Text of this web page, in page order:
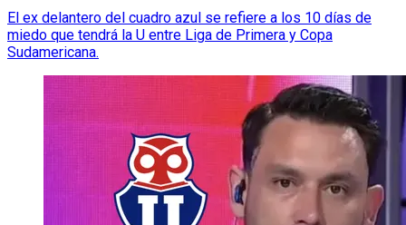
El ex delantero del cuadro azul se refiere a los 10 días de
miedo que tendrá la U entre Liga de Primera y Copa
Sudamericana.